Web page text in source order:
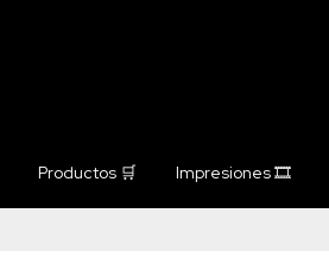
Productos 🛒 Impresiones 🎞️